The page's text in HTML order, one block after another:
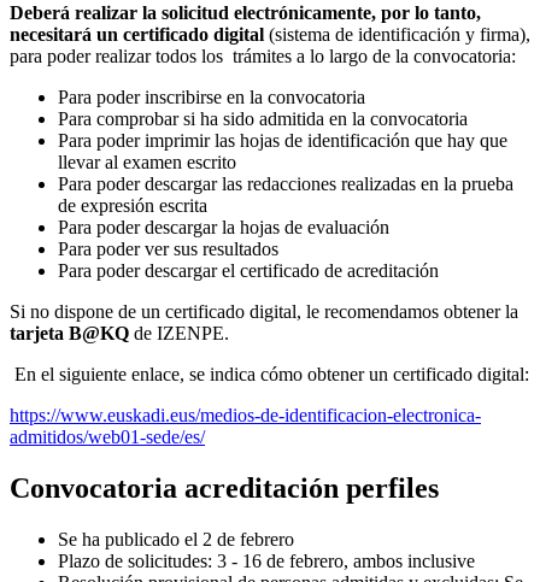
Deberá realizar la solicitud electrónicamente, por lo tanto,
necesitará un certificado digital (sistema de identificación y firma),
para poder realizar todos los trámites a lo largo de la convocatoria:
Para poder inscribirse en la convocatoria
Para comprobar si ha sido admitida en la convocatoria
Para poder imprimir las hojas de identificación que hay que
llevar al examen escrito
Para poder descargar las redacciones realizadas en la prueba
de expresión escrita
Para poder descargar la hojas de evaluación
Para poder ver sus resultados
Para poder descargar el certificado de acreditación
Si no dispone de un certificado digital, le recomendamos obtener la
tarjeta B@KQ de IZENPE.
En el siguiente enlace, se indica cómo obtener un certificado digital:
https://www.euskadi.eus/medios-de-identificacion-electronica-
admitidos/web01-sede/es/
Convocatoria acreditación perfiles
Se ha publicado el 2 de febrero
Plazo de solicitudes: 3 - 16 de febrero, ambos inclusive